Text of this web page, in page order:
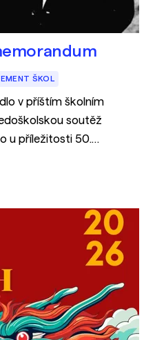
ŠKOL
v příštím školním
soutěž
u příležitosti 50.